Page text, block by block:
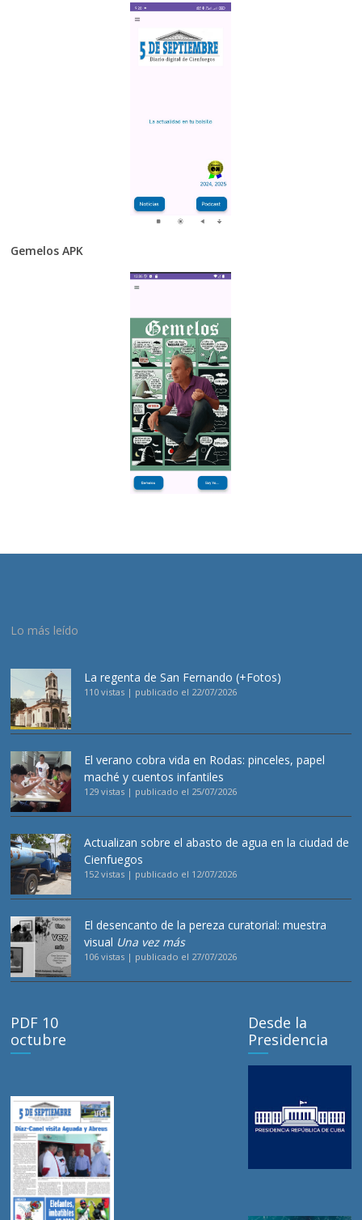
Gemelos APK
Lo más leído
La regenta de San Fernando (+Fotos)
110 vistas | publicado el 22/07/2026
El verano cobra vida en Rodas: pinceles, papel
maché y cuentos infantiles
129 vistas | publicado el 25/07/2026
Actualizan sobre el abasto de agua en la ciudad de
Cienfuegos
152 vistas | publicado el 12/07/2026
El desencanto de la pereza curatorial: muestra
visual Una vez más
106 vistas | publicado el 27/07/2026
PDF 10
octubre
Desde la
Presidencia